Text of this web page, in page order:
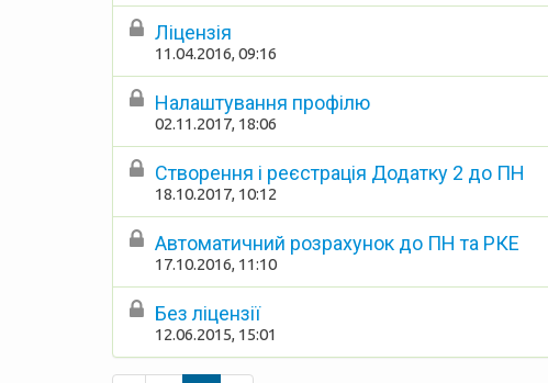
Ліцензія
11.04.2016, 09:16
Налаштування профілю
02.11.2017, 18:06
Створення і реєстрація Додатку 2 до ПН
18.10.2017, 10:12
Автоматичний розрахунок до ПН та РКЕ
17.10.2016, 11:10
Без ліцензії
12.06.2015, 15:01